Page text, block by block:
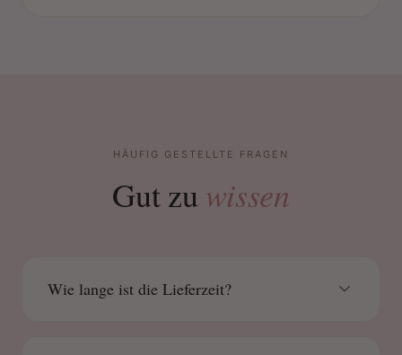
HÄUFIG GESTELLTE FRAGEN
Gut zu wissen
Wie lange ist die Lieferzeit?